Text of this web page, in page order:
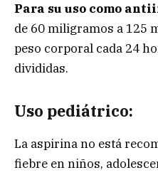
Para su uso como
de 60 miligramos a 125
peso corporal cada 24
divididas.
Uso pediátrico:
La aspirina no está
fiebre en niños,